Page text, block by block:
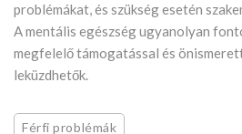
problémákat, és szükség esetén
A mentális egészség ugyanolyan
megfelelő támogatással és
leküzdhetők.
Férfi problémák